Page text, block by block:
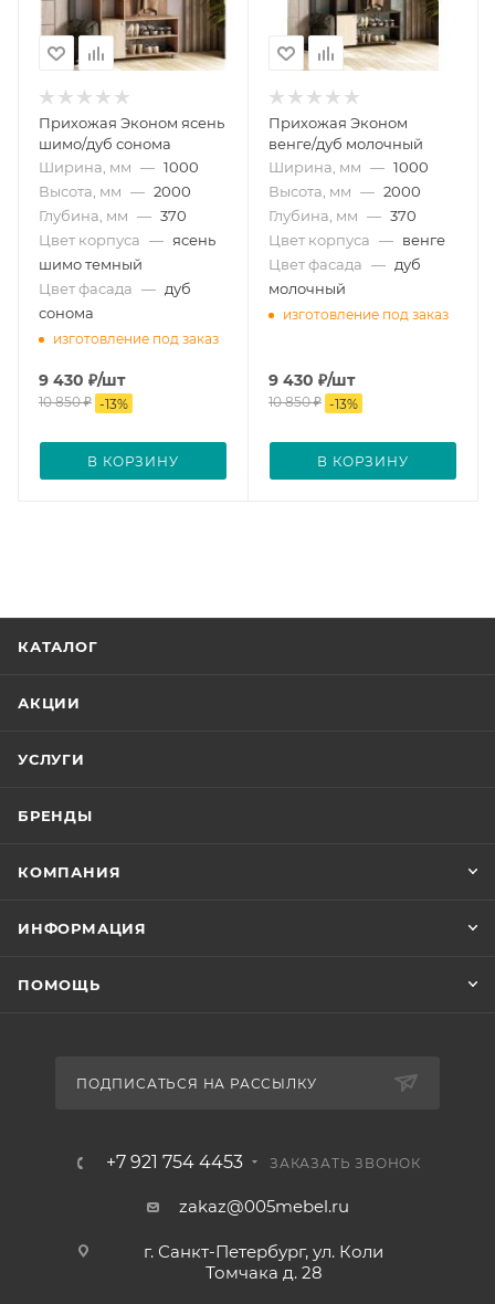
Прихожая Эконом ясень
шимо/дуб сонома
Ширина, мм — 1000
Высота, мм — 2000
Глубина, мм — 370
Цвет корпуса — ясень
шимо темный
Цвет фасада — дуб
сонома
изготовление под заказ
9 430 ₽/шт
10 850₽ -13%
В КОРЗИНУ
Прихожая Эконом
венге/дуб молочный
Ширина, мм — 1000
Высота, мм — 2000
Глубина, мм — 370
Цвет корпуса — венге
Цвет фасада — дуб
молочный
изготовление под заказ
9 430 ₽/шт
10 850₽ -13%
В КОРЗИНУ
КАТАЛОГ
АКЦИИ
УСЛУГИ
БРЕНДЫ
КОМПАНИЯ
ИНФОРМАЦИЯ
ПОМОЩЬ
ПОДПИСАТЬСЯ НА РАССЫЛКУ
+7 921 754 4453 ЗАКАЗАТЬ ЗВОНОК
zakaz@005mebel.ru
г. Санкт-Петербург, ул. Коли
Томчака д. 28